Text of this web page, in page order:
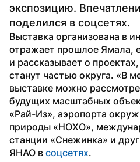
экспозицию.
поделился в соцсетях.
Выставка организована в
отражает прошлое Ямала,
и рассказывает о
станут частью округа. «В
выставке можно
будущих масштабных
«Рай-Из», аэропорта
природы «НОХО»,
станции «Снежинка» и
ЯНАО в соцсетях.